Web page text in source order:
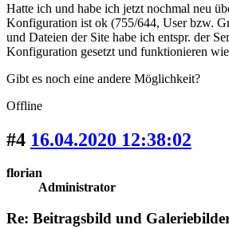
Hatte ich und habe ich jetzt nochmal neu
Konfiguration ist ok (755/644, User bzw.
und Dateien der Site habe ich entspr. der
Konfiguration gesetzt und funktionieren
Gibt es noch eine andere Möglichkeit?
Offline
#4 16.04.2020 12:38:02
florian
Administrator
Re: Beitragsbild und